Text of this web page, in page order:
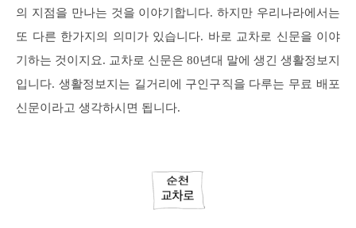
의 지점을 만나는 것을 이야기합니다. 하지만 우리나라에서는
또 다른 한가지의 의미가 있습니다. 바로 교차로 신문을 이야
기하는 것이지요. 교차로 신문은 80년대 말에 생긴 생활정보지
입니다. 생활정보지는 길거리에 구인구직을 다루는 무료 배포
신문이라고 생각하시면 됩니다.